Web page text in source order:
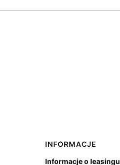
INFORMACJE
Informacje o leasingu